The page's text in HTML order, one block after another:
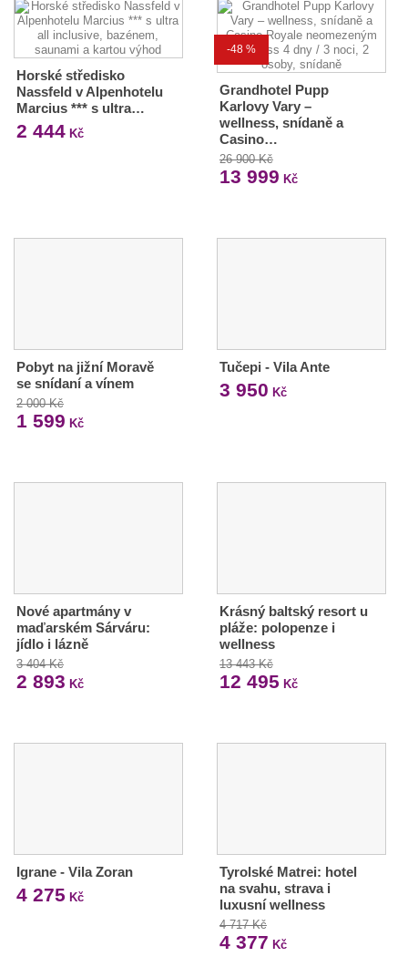
Horské středisko
Nassfeld v Alpenhotelu
Marcius *** s ultra…
2 444 Kč
-48 %
Grandhotel Pupp
Karlovy Vary –
wellness, snídaně a
Casino…
26 900 Kč
13 999 Kč
Pobyt na jižní Moravě
se snídaní a vínem
2 000 Kč
1 599 Kč
Tučepi - Vila Ante
3 950 Kč
Nové apartmány v
maďarském Sárváru:
jídlo i lázně
3 404 Kč
2 893 Kč
Krásný baltský resort u
pláže: polopenze i
wellness
13 443 Kč
12 495 Kč
Igrane - Vila Zoran
4 275 Kč
Tyrolské Matrei: hotel
na svahu, strava i
luxusní wellness
4 717 Kč
4 377 Kč